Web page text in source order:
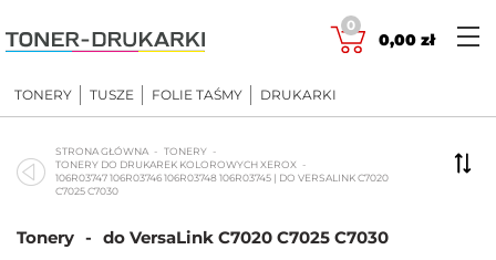
to
content
0
0,00 zł
TONERY TUSZE FOLIE TAŚMY DRUKARKI
STRONA GŁÓWNA
TONERY
TONERY DO DRUKAREK KOLOROWYCH XEROX
106R03747 106R03746 106R03748 106R03745 | DO VERSALINK C7020
C7025 C7030
Tonery - do VersaLink C7020 C7025 C7030